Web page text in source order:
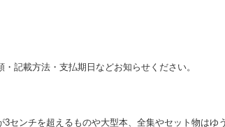
記載方法・支払期日などお知らせください。
ンチを超えるものや大型本、全集やセット物はゆ